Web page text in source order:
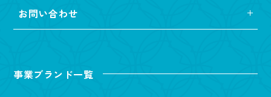
お問い合わせ
事業ブランド一覧